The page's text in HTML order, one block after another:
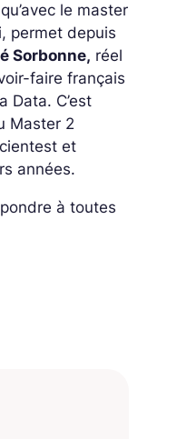
le master
permet depuis
Sorbonne, réel
faire français
Data. C’est
Master 2
et
années.
à toutes